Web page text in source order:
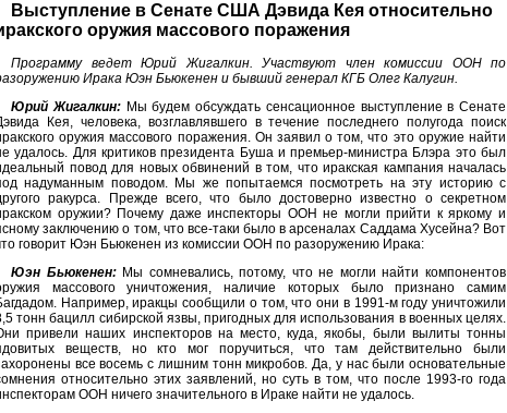
Выступление в Сенате США Дэвида Кея относительно
оружия массового поражения
Программу ведет Юрий Жигалкин. Участвуют член комиссии ООН по
Ирака Юэн Бьюкенен и бывший генерал КГБ Олег Калугин.
Юрий Жигалкин:Мы будем обсуждать сенсационное выступление в Сенате
Кея, человека, возглавлявшего в течение последнего полугода поиск
оружия массового поражения. Он заявил о том, что это оружие найти
удалось. Для критиков президента Буша и премьер-министра Блэра это был
повод для новых обвинений в том, что иракская кампания началась
надуманным поводом. Мы же попытаемся посмотреть на эту историю с
ракурса. Прежде всего, что было достоверно известно о секретном
оружии? Почему даже инспекторы ООН не могли прийти к яркому и
заключению о том, что все-таки было в арсеналах Саддама Хусейна? Вот
говорит Юэн Бьюкенен из комиссии ООН по разоружению Ирака:
Юэн Бьюкенен:Мы сомневались, потому, что не могли найти компонентов
массового уничтожения, наличие которых было признано самим
Например, иракцы сообщили о том, что они в 1991-м году уничтожили
тонн бацилл сибирской язвы, пригодных для использования в военных целях.
привели наших инспекторов на место, куда, якобы, были вылиты тонны
веществ, но кто мог поручиться, что там действительно были
все восемь с лишним тонн микробов. Да, у нас были основательные
относительно этих заявлений, но суть в том, что после 1993-го года
ООН ничего значительного в Ираке найти не удалось.